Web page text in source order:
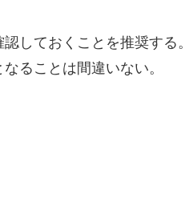
しておくことを推奨する。
ることは間違いない。